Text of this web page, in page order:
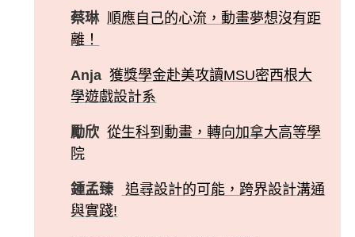
蔡琳 順應自己的心流，動畫夢想沒有距
離！
Anja 獲獎學金赴美攻讀MSU密西根大
學遊戲設計系
勵欣 從生科到動畫，轉向加拿大高等學
院
鍾孟臻
追尋設計的可能，跨界設計溝通
與實踐!